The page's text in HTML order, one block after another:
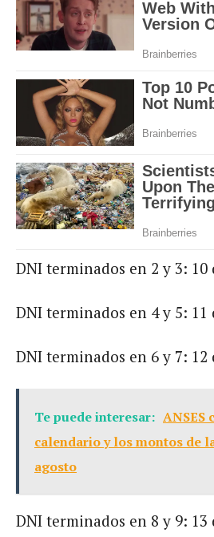
DNI terminados en 2 y 3: 10
DNI terminados en 4 y 5: 11
DNI terminados en 6 y 7: 12
Te puede interesar: ANSES
calendario y los montos de
agosto
DNI terminados en 8 y 9: 13